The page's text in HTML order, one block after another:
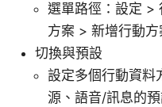
選單路徑：設定 >
方案 > 新增行動方
切換與預設
設定多個行動資料
源、語音/訊息的